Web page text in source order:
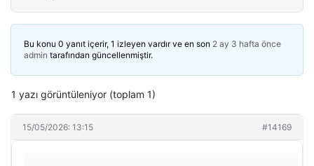
Bu konu 0 yanıt içerir, 1 izleyen vardır ve en son 2 ay 3 hafta önce
admin tarafından güncellenmiştir.
1 yazı görüntüleniyor (toplam 1)
15/05/2026: 13:15 #14169